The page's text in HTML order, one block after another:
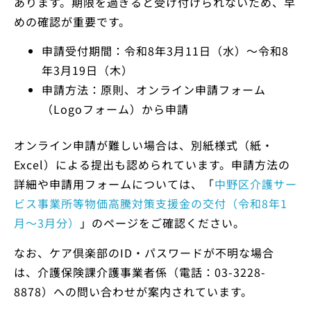
めの確認が重要です。
申請受付期間：令和8年3月11日（水）～令和8
年3月19日（木）
申請方法：原則、オンライン申請フォーム
（Logoフォーム）から申請
オンライン申請が難しい場合は、別紙様式（紙・
Excel）による提出も認められています。申請方法の
詳細や申請用フォームについては、「中野区介護サー
ビス事業所等物価高騰対策支援金の交付（令和8年1
月～3月分）
」のページをご確認ください。
なお、ケア倶楽部のID・パスワードが不明な場合
は、介護保険課介護事業者係（電話：03-3228-
8878）への問い合わせが案内されています。